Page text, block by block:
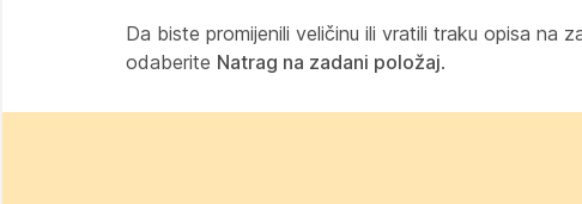
Da biste promijenili veličinu ili vratili traku opisa na
odaberite Natrag na zadani položaj.